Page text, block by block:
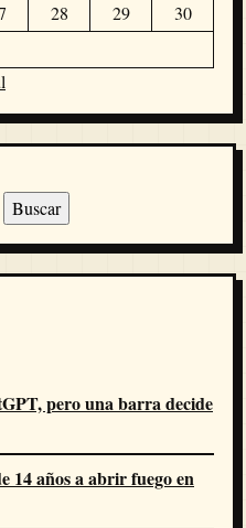
28 29
30
Buscar
pero una barra decide
14 años a abrir fuego en